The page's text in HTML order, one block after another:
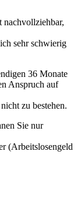
sehr schwierig
36 Monate
Anspruch auf
zu bestehen.
Sie nur
(Arbeitslosengeld